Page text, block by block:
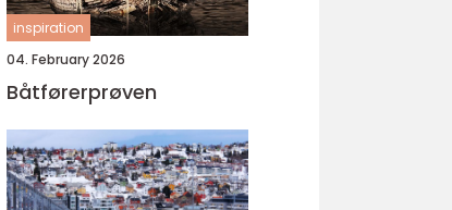
inspiration
04. February 2026
Båtførerprøven